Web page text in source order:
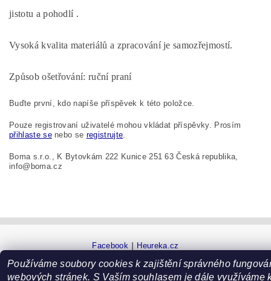
jistotu a pohodlí .
Vysoká kvalita materiálů a zpracování je samozřejmostí.
Způsob ošetřování: ruční praní
Buďte první, kdo napíše příspěvek k této položce.
Pouze registrovaní uživatelé mohou vkládat příspěvky. Prosím
přihlaste senebo se registrujte.
Boma s.r.o., K Bytovkám 222 Kunice 251 63 Česká republika,
info@boma.cz
Facebook | Heureka.cz
Používáme soubory cookies k zajištění správného
webových stránek. S Vaším souhlasem je dále využíváme